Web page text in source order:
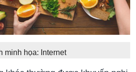
minh họa: Internet